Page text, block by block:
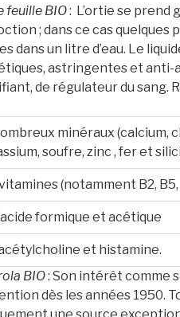
feuille BIO: L’ortie se prend
; dans ce cas quelques
dans un litre d’eau. Le
astringentes et anti-
de régulateur du sang.
minéraux (calcium,
soufre, zinc , fer et
(notamment B2,
acide formique et acétique
et histamine.
BIO: Son intérêt comme
dès les années 1950.